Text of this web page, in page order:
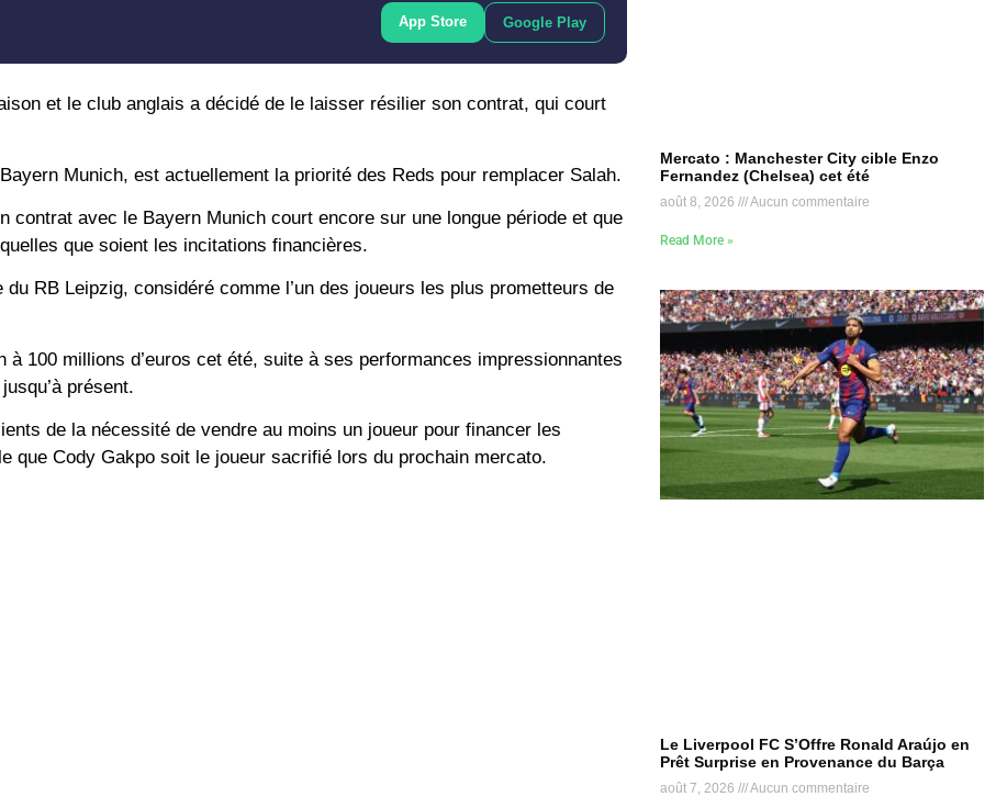
App Store Google Play
et le club anglais a décidé de le laisser résilier son contrat, qui court
Munich, est actuellement la priorité des Reds pour remplacer Salah.
contrat avec le Bayern Munich court encore sur une longue période et que
que soient les incitations financières.
RB Leipzig, considéré comme l’un des joueurs les plus prometteurs de
100 millions d’euros cet été, suite à ses performances impressionnantes
présent.
de la nécessité de vendre au moins un joueur pour financer les
que Cody Gakpo soit le joueur sacrifié lors du prochain mercato.
Mercato : Manchester City cible Enzo
Fernandez (Chelsea) cet été
août 8, 2026 Aucun commentaire
Read More »
Le Liverpool FC S’Offre Ronald Araújo en
Prêt Surprise en Provenance du Barça
août 7, 2026 Aucun commentaire